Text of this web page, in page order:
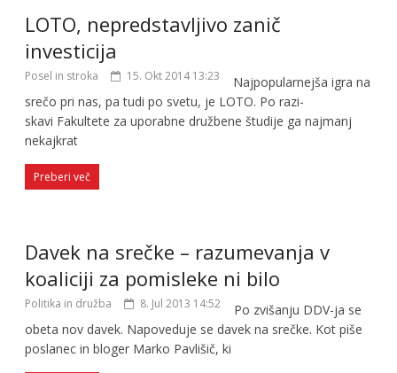
LOTO, nepredstavljivo zanič
investicija
Posel in stroka 15. Okt 2014 13:23
Najpopularnejša igra na
srečo pri nas, pa tudi po svetu, je LOTO. Po raz­i­
skavi Fakultete za upo­rabne družbene štu­dije ga naj­manj
nekaj­krat
Preberi več
Davek na srečke – razumevanja v
koaliciji za pomisleke ni bilo
Politika in družba 8. Jul 2013 14:52
Po zvišanju DDV-ja se
obeta nov davek. Napoveduje se davek na srečke. Kot piše
poslanec in bloger Marko Pavlišič, ki